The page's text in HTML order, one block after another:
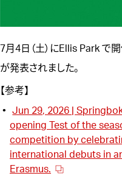
7月4日（土）にEllis Park で
が発表されました。
【参考】
Jun 29, 2026 |
opening Test of the
competition by
international debuts in
Erasmus.